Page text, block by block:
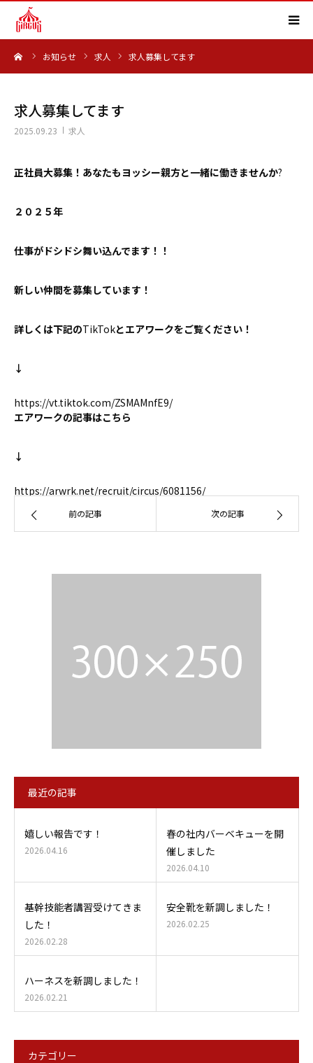
お知らせ 求人 求人募集してます
求人募集してます
2025.09.23 求人
正社員大募集！あなたもヨッシー親方と一緒に働きませんか?
２０２５年
仕事がドシドシ舞い込んでます！！
新しい仲間を募集しています！
詳しくは下記のTikTokとエアワークをご覧ください！
↓
https://vt.tiktok.com/ZSMAMnfE9/
エアワークの記事はこちら
↓
https://arwrk.net/recruit/circus/6081156/
前の記事 次の記事
最近の記事
嬉しい報告です！
2026.04.16
春の社内バーベキューを開
催しました
2026.04.10
基幹技能者講習受けてきま
した！
2026.02.28
安全靴を新調しました！
2026.02.25
ハーネスを新調しました！
2026.02.21
カテゴリー
HOME
実績紹介
会社概要
求人情報
よくある質問
お知らせ
お問い合わせ